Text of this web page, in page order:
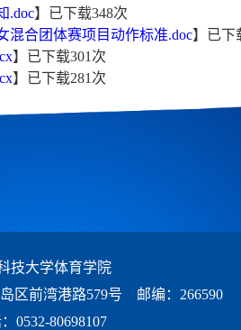
.doc】已下载348次
混合团体赛项目动作标准.doc】已下
】已下载301 次
】已下载281 次
技大学体育学院
区前湾港路579号 邮编：266590
0532-80698107